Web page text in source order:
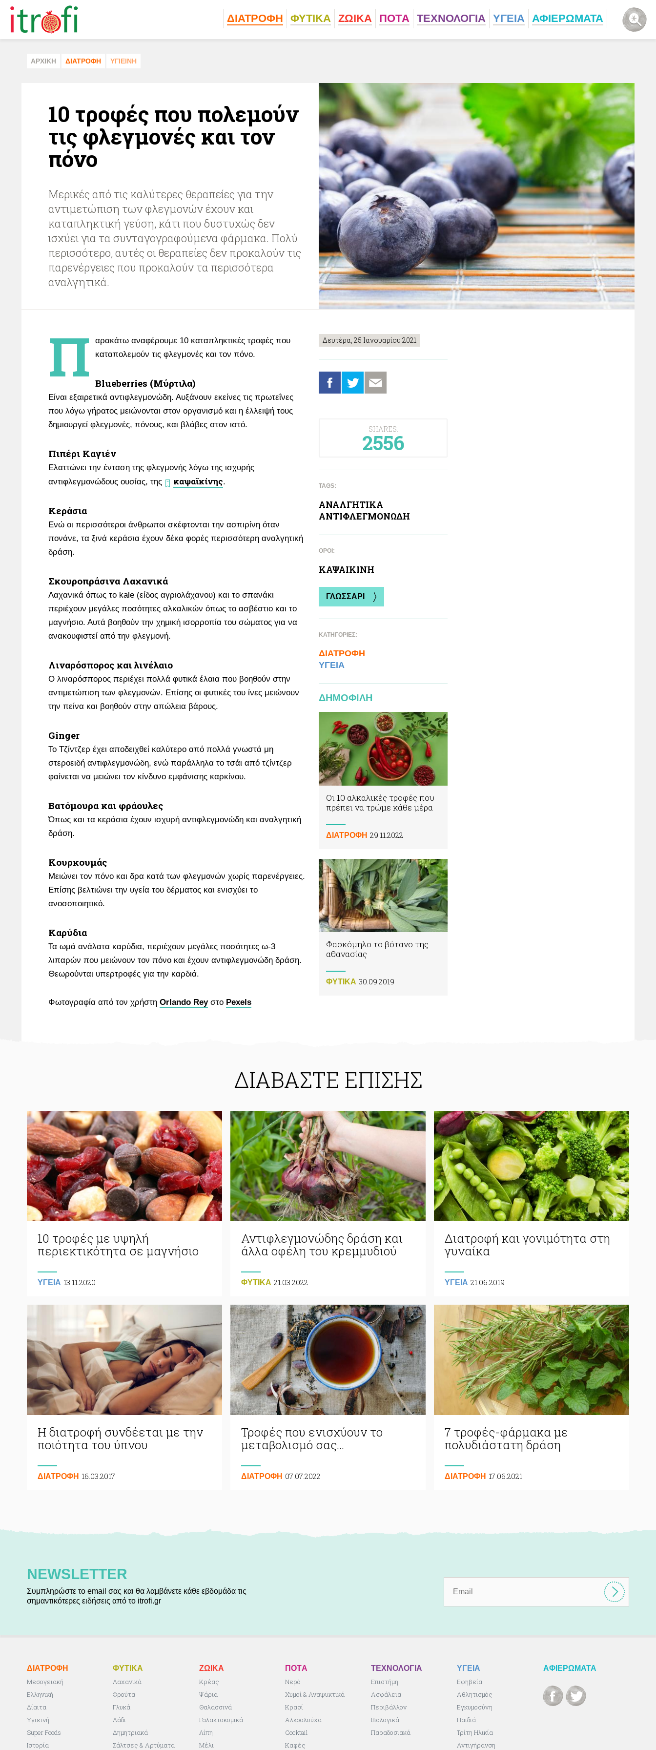
ΔΙΑΤΡΟΦΗ ΦΥΤΙΚA ΖΩΙΚA ΠΟΤA ΤΕΧΝΟΛΟΓΙΑ ΥΓΕΙΑ ΑΦΙΕΡΩΜΑΤΑ
ΑΡΧΙΚΗ ΔΙΑΤΡΟΦΗ ΥΓΙΕΙΝΗ
10 τροφές που πολεμούν
τις φλεγμονές και τον
πόνο
Μερικές από τις καλύτερες θεραπείες για την
αντιμετώπιση των φλεγμονών έχουν και
καταπληκτική γεύση, κάτι που δυστυχώς δεν
ισχύει για τα συνταγογραφούμενα φάρμακα. Πολύ
περισσότερο, αυτές οι θεραπείες δεν προκαλούν τις
παρενέργειες που προκαλούν τα περισσότερα
αναλγητικά.
Δευτέρα, 25 Ιανουαρίου 2021
SHARES:
2556
Π
αρακάτω αναφέρουμε 10 καταπληκτικές τροφές που
καταπολεμούν τις φλεγμονές και τον πόνο.
Blueberries (Μύρτιλα)
Είναι εξαιρετικά αντιφλεγμονώδη. Αυξάνουν εκείνες τις πρωτεΐνες
που λόγω γήρατος μειώνονται στον οργανισμό και η έλλειψή τους
δημιουργεί φλεγμονές, πόνους, και βλάβες στον ιστό.
Πιπέρι Καγιέν
Ελαττώνει την ένταση της φλεγμονής λόγω της ισχυρής
αντιφλεγμονώδους ουσίας, της
καψαϊκίνης.
Κεράσια
Ενώ οι περισσότεροι άνθρωποι σκέφτονται την ασπιρίνη όταν
πονάνε, τα ξινά κεράσια έχουν δέκα φορές περισσότερη αναλγητική
δράση.
Σκουροπράσινα Λαχανικά
Λαχανικά όπως το kale (είδος αγριολάχανου) και το σπανάκι
περιέχουν μεγάλες ποσότητες αλκαλικών όπως το ασβέστιο και το
μαγνήσιο. Αυτά βοηθούν την χημική ισορροπία του σώματος για να
ανακουφιστεί από την φλεγμονή.
Λιναρόσπορος και λινέλαιο
Ο λιναρόσπορος περιέχει πολλά φυτικά έλαια που βοηθούν στην
αντιμετώπιση των φλεγμονών. Επίσης οι φυτικές του ίνες μειώνουν
την πείνα και βοηθούν στην απώλεια βάρους.
Ginger
Το Τζίντζερ έχει αποδειχθεί καλύτερο από πολλά γνωστά μη
στεροειδή αντιφλεγμονώδη, ενώ παράλληλα το τσάι από τζίντζερ
φαίνεται να μειώνει τον κίνδυνο εμφάνισης καρκίνου.
Βατόμουρα και φράουλες
Όπως και τα κεράσια έχουν ισχυρή αντιφλεγμονώδη και αναλγητική
δράση.
Κουρκουμάς
Μειώνει τον πόνο και δρα κατά των φλεγμονών χωρίς παρενέργειες.
Επίσης βελτιώνει την υγεία του δέρματος και ενισχύει το
ανοσοποιητικό.
Καρύδια
Τα ωμά ανάλατα καρύδια, περιέχουν μεγάλες ποσότητες ω-3
λιπαρών που μειώνουν τον πόνο και έχουν αντιφλεγμονώδη δράση.
Θεωρούνται υπερτροφές για την καρδιά.
Φωτογραφία από τον χρήστη Orlando Reyστο Pexels
TAGS:
ΑΝΑΛΓΗΤΙΚA
ΑΝΤΙΦΛΕΓΜΟΝΩΔΗ
ΌΡΟΙ:
ΚΑΨΑΙΚΙΝΗ
ΓΛΩΣΣΑΡΙ
ΚΑΤΗΓΟΡΙΕΣ:
ΔΙΑΤΡΟΦΗ
ΥΓΕΙΑ
ΔΗΜΟΦΙΛΗ
Οι 10 αλκαλικές τροφές που
πρέπει να τρώμε κάθε μέρα
ΔΙΑΤΡΟΦΗ 29.11.2022
Φασκόμηλο το βότανο της
αθανασίας
ΦΥΤΙΚA 30.09.2019
ΔΙΑΒΑΣΤΕ ΕΠΙΣΗΣ
10 τροφές με υψηλή
περιεκτικότητα σε μαγνήσιο
ΥΓΕΙΑ 13.11.2020
Αντιφλεγμονώδης δράση και
άλλα οφέλη του κρεμμυδιού
ΦΥΤΙΚA 21.03.2022
Διατροφή και γονιμότητα στη
γυναίκα
ΥΓΕΙΑ 21.06.2019
Η διατροφή συνδέεται με την
ποιότητα του ύπνου
ΔΙΑΤΡΟΦΗ 16.03.2017
Τροφές που ενισχύουν το
μεταβολισμό σας…
ΔΙΑΤΡΟΦΗ 07.07.2022
7 τροφές-φάρμακα με
πολυδιάστατη δράση
ΔΙΑΤΡΟΦΗ 17.06.2021
NEWSLETTER
Συμπληρώστε το email σας και θα λαμβάνετε κάθε εβδομάδα τις
σημαντικότερες ειδήσεις από το itrofi.gr
ΔΙΑΤΡΟΦΗ
Μεσογειακή
Ελληνική
Δίαιτα
Υγιεινή
Super Foods
Ιστορία
ΦΥΤΙΚA
Λαχανικά
Φρούτα
Γλυκά
Λάδι
Δημητριακά
Σάλτσες & Αρτύματα
ΖΩΙΚA
Κρέας
Ψάρια
Θαλασσινά
Γαλακτοκομικά
Λίπη
Μέλι
ΠΟΤA
Νερό
Χυμοί & Αναψυκτικά
Κρασί
Αλκοολούχα
Cocktail
Καφές
ΤΕΧΝΟΛΟΓΙΑ
Επιστήμη
Ασφάλεια
Περιβάλλον
Βιολογικά
Παραδοσιακά
ΥΓΕΙΑ
Εφηβεία
Αθλητισμός
Εγκυμοσύνη
Παιδιά
Τρίτη Ηλικία
Αντιγήρανση
ΑΦΙΕΡΩΜΑΤΑ